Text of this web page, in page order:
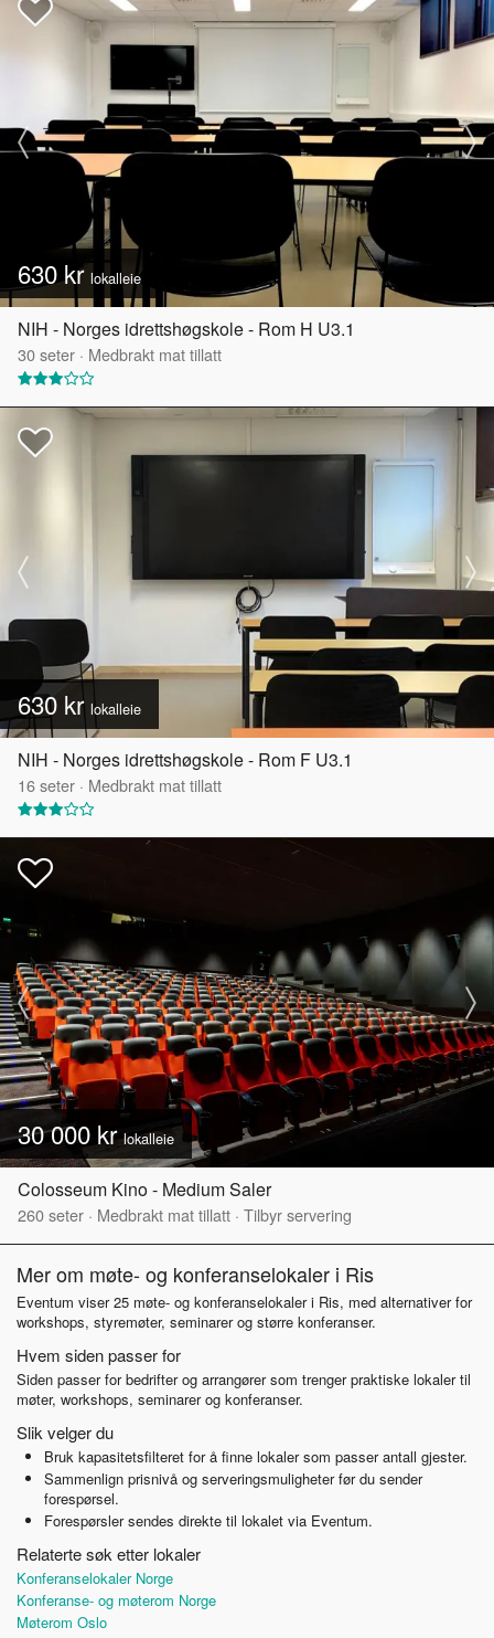
630 krlokalleie
NIH - Norges idrettshøgskole - Rom H U3.1
30seter · Medbrakt mat tillatt
630 kr lokalleie
NIH - Norges idrettshøgskole - Rom F U3.1
16seter · Medbrakt mat tillatt
30 000 krlokalleie
Colosseum Kino - Medium Saler
260seter · Medbrakt mat tillatt · Tilbyr servering
Mer om møte- og konferanselokaler i Ris
Eventum viser 25 møte- og konferanselokaler i Ris, med alternativer for
workshops, styremøter, seminarer og større konferanser.
Hvem siden passer for
Siden passer for bedrifter og arrangører som trenger praktiske lokaler til
møter, workshops, seminarer og konferanser.
Slik velger du
Bruk kapasitetsfilteret for å finne lokaler som passer antall gjester.
Sammenlign prisnivå og serveringsmuligheter før du sender
forespørsel.
Forespørsler sendes direkte til lokalet via Eventum.
Relaterte søk etter lokaler
Konferanselokaler Norge
Konferanse- og møterom Norge
Møterom Oslo